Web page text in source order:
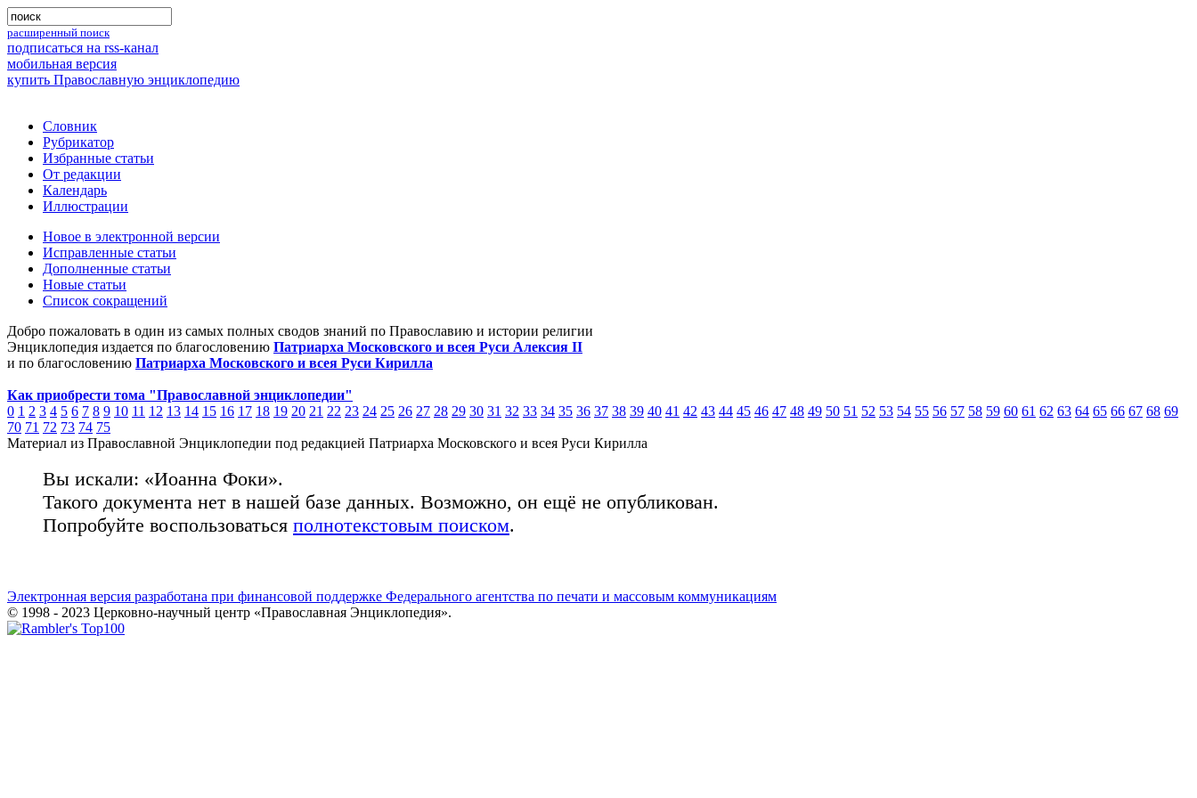
расширенный поиск
подписаться на rss-канал
мобильная версия
купить Православную энциклопедию
Словник
Рубрикатор
Избранные статьи
От редакции
Календарь
Иллюстрации
Новое в электронной версии
Исправленные статьи
Дополненные статьи
Новые статьи
Список сокращений
Добро пожаловать в один из самых полных сводов знаний по Православию и истории религии
Энциклопедия издается по благословению Патриарха Московского и всея Руси Алексия II
и по благословению Патриарха Московского и всея Руси Кирилла
Как приобрести тома "Православной энциклопедии"
0 1 2 3 4 5 6 7 8 9 10 11 12 13 14 15 16 17 18 19 20 21 22 23 24 25 26 27 28 29 30 31 32 33 34 35 36 37 38 39 40 41 42 43 44 45 46 47 48 49 50 51 52 53 54 55 56 57 58 59 60 61 62 63 64 65 66 67 68 69
70 71 72 73 74 75
Материал из Православной Энциклопедии под редакцией Патриарха Московского и всея Руси Кирилла
Вы искали: «Иоанна Фоки».
Такого документа нет в нашей базе данных. Возможно, он ещё не опубликован.
Попробуйте воспользоваться полнотекстовым поиском.
Электронная версия разработана при финансовой поддержке Федерального агентства по печати и массовым коммуникациям
© 1998 - 2023 Церковно-научный центр «Православная Энциклопедия».